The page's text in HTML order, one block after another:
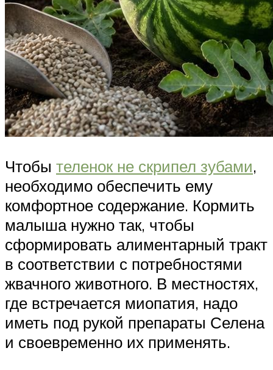
Чтобы теленок не скрипел зубами,
необходимо обеспечить ему
комфортное содержание. Кормить
малыша нужно так, чтобы
сформировать алиментарный тракт
в соответствии с потребностями
жвачного животного. В местностях,
где встречается миопатия, надо
иметь под рукой препараты Селена
и своевременно их применять.